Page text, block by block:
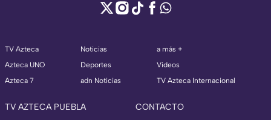
TV Azteca
Azteca UNO
Azteca 7
Noticias
Deportes
adn Noticias
a más +
Videos
TV Azteca Internacional
TV AZTECA PUEBLA CONTACTO